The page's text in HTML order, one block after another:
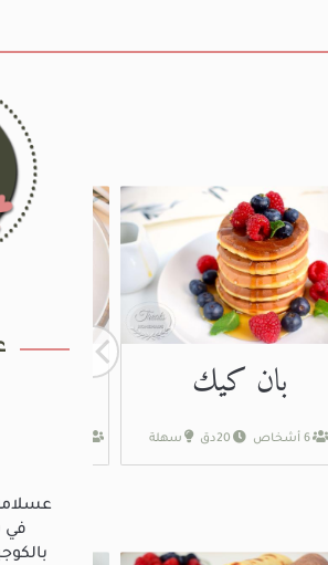
بان كيك
6 أشخاص 20دق سهلة
في